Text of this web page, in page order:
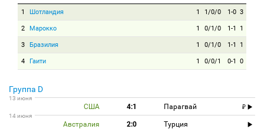
1 Шотландия 1 1/0/0 1-0 3
2 Марокко 1 0/1/0 1-1 1
3 Бразилия 1 0/1/0 1-1 1
4 Гаити 1 0/0/1 0-1 0
Группа D
13 июня
США 4:1 Парагвай
14 июня
Австралия 2:0 Турция